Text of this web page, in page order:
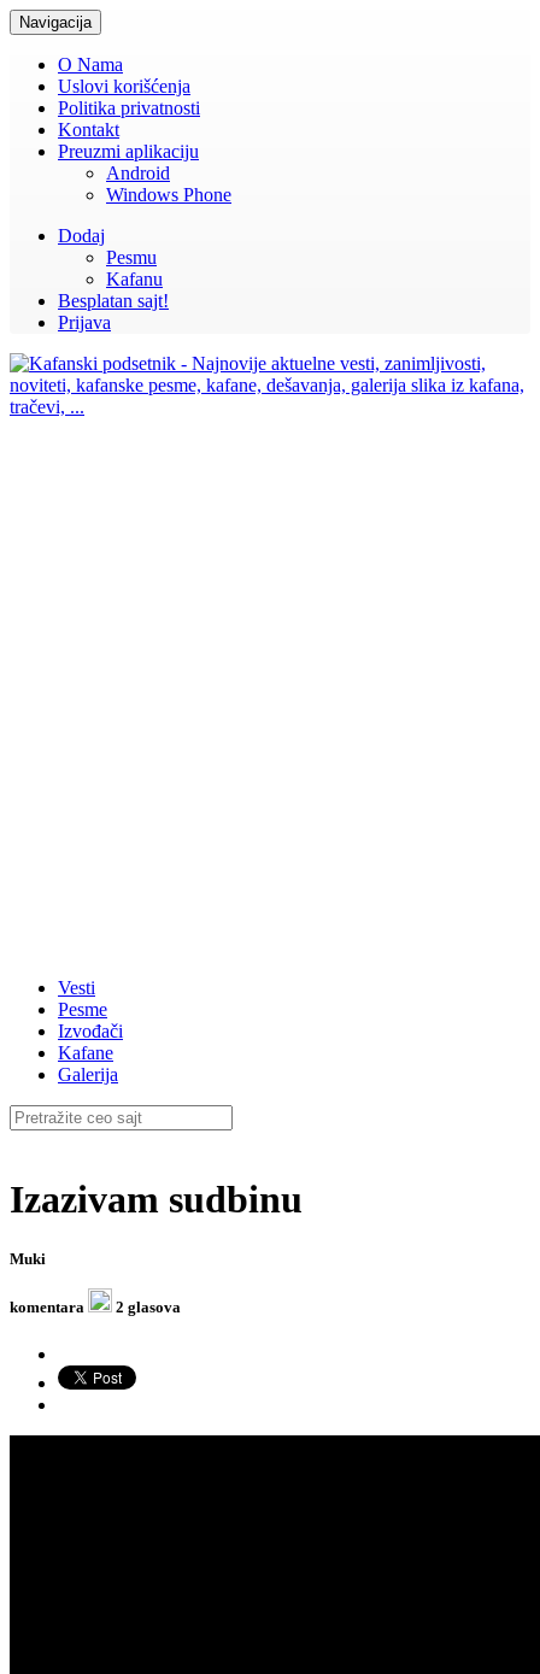
Navigacija
O Nama
Uslovi korišćenja
Politika privatnosti
Kontakt
Preuzmi aplikaciju
Android
Windows Phone
Dodaj
Pesmu
Kafanu
Besplatan sajt!
Prijava
Vesti
Pesme
Izvođači
Kafane
Galerija
Izazivam sudbinu
Muki
komentara 2 glasova